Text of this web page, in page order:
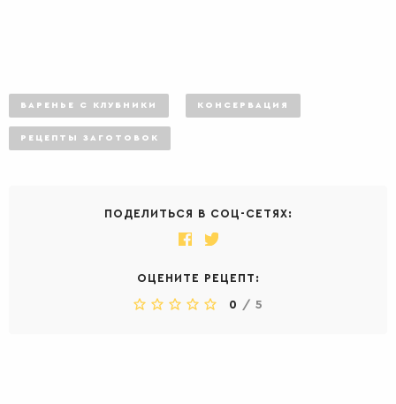
ВАРЕНЬЕ С КЛУБНИКИ КОНСЕРВАЦИЯ
РЕЦЕПТЫ ЗАГОТОВОК
ПОДЕЛИТЬСЯ В СОЦ-СЕТЯХ:
ОЦЕНИТЕ РЕЦЕПТ:
0 / 5